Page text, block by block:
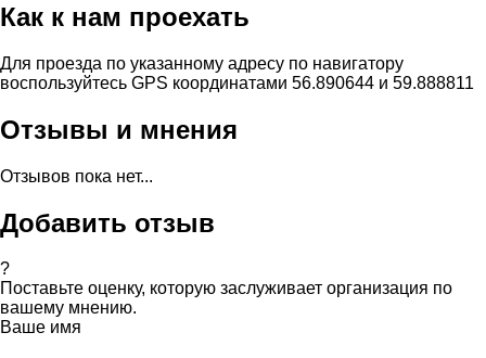
Как к нам проехать
Для проезда по указанному адресу по навигатору
воспользуйтесь GPS координатами 56.890644 и 59.888811
Отзывы и мнения
Отзывов пока нет...
Добавить отзыв
?
Поставьте оценку, которую заслуживает организация по
вашему мнению.
Ваше имя